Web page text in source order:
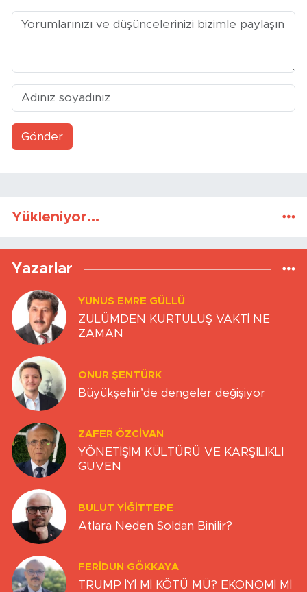
Gönder
Yükleniyor...
Yazarlar
YUNUS EMRE GÜLLÜ
ZULÜMDEN KURTULUŞ VAKTİ NE
ZAMAN
ONUR ŞENTÜRK
Büyükşehir’de dengeler değişiyor
ZAFER ÖZCIVAN
YÖNETİŞİM KÜLTÜRÜ VE KARŞILIKLI
GÜVEN
BULUT YİĞİTTEPE
Atlara Neden Soldan Binilir?
FERIDUN GÖKKAYA
TRUMP İYİ Mİ KÖTÜ MÜ? EKONOMİ Mİ